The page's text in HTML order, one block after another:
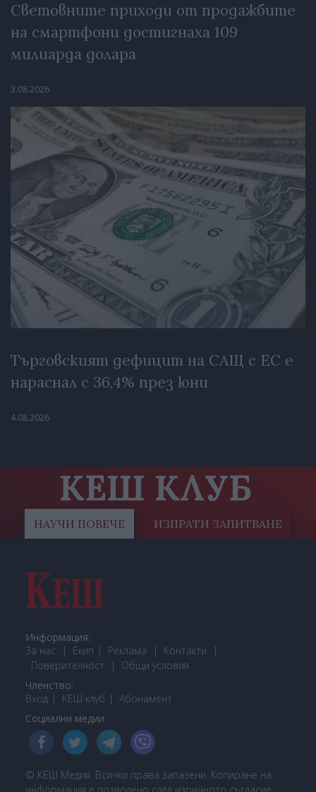
Световните приходи от продажбите
на смартфони достигнаха 109
милиарда долара
3.08.2026
Търговският дефицит на САЩ с ЕС е
нараснал с 36,4% през юни
4.08.2026
КЕШ КЛУБ
НАУЧИ ПОВЕЧЕ ИЗПРАТИ ЗАПИТВАНЕ
Информация:
За нас
Екип Реклама
Контакти
Поверителност
Общи условия
Членство:
Вход
КЕШ клуб Абонамент
Социални медии
© КЕШ Медия. Всички права запазени. Копиране на